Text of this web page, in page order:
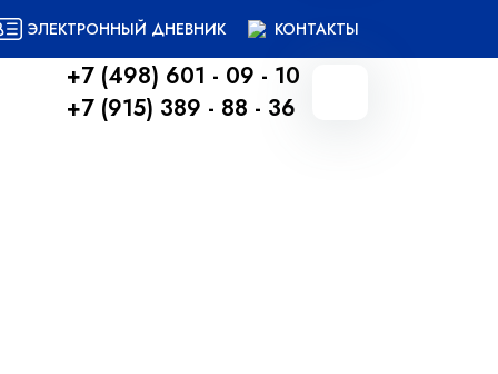
ЭЛЕКТРОННЫЙ ДНЕВНИК КОНТАКТЫ
+7 (498) 601 - 09 - 10
+7 (915) 389 - 88 - 36